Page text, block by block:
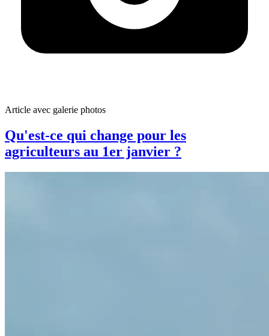
Article avec galerie photos
Qu'est-ce qui change pour les
agriculteurs au 1er janvier ?